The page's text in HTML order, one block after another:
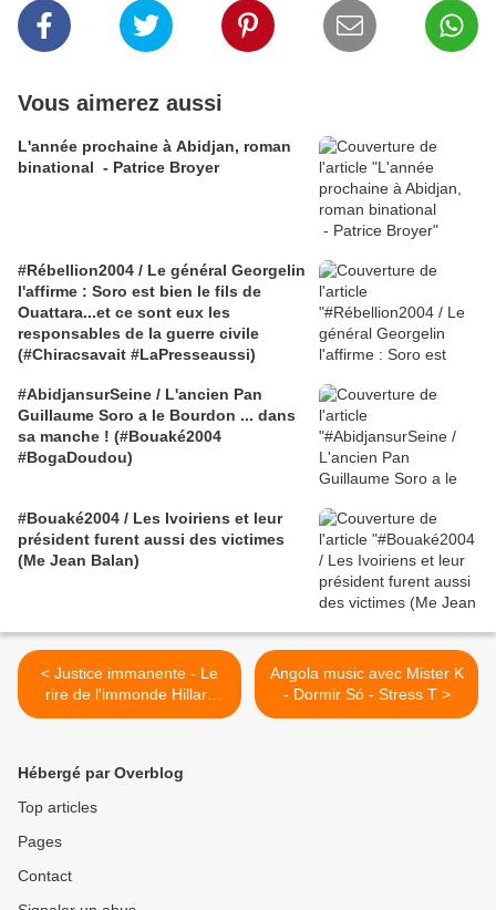
Vous aimerez aussi
L'année prochaine à Abidjan, roman
binational - Patrice Broyer
#Rébellion2004 / Le général Georgelin
l'affirme : Soro est bien le fils de
Ouattara...et ce sont eux les
responsables de la guerre civile
(#Chiracsavait #LaPresseaussi)
#AbidjansurSeine / L'ancien Pan
Guillaume Soro a le Bourdon ... dans
sa manche ! (#Bouaké2004
#BogaDoudou)
#Bouaké2004 / Les Ivoiriens et leur
président furent aussi des victimes
(Me Jean Balan)
< Justice immanente - Le
rire de l'immonde Hillary
lorsqu'elle évoquait la mort
Angola music avec Mister K
- Dormir Só - Stress T >
Hébergé par Overblog
Top articles
Pages
Contact